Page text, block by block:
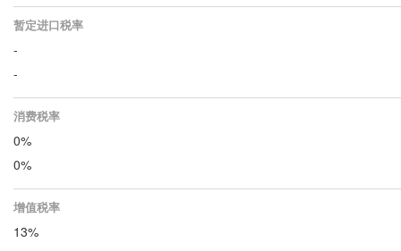
暂定进口税率
-
-
消费税率
0%
0%
增值税率
13%